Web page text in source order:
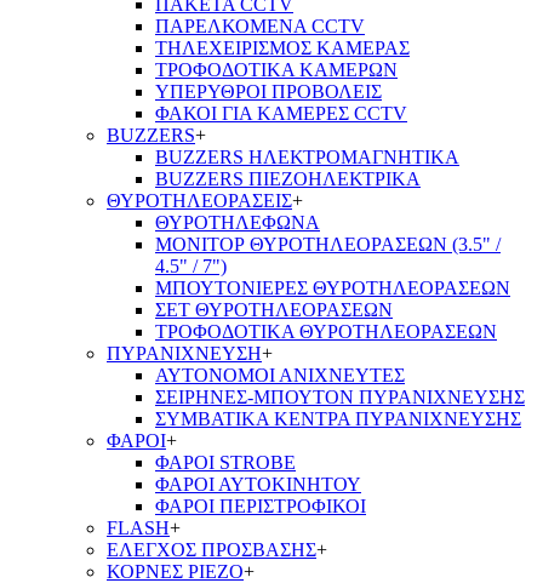
ΠΑΚΕΤΑ CCTV
ΠΑΡΕΛΚΟΜΕΝΑ CCTV
ΤΗΛΕΧΕΙΡΙΣΜΟΣ ΚΑΜΕΡΑΣ
ΤΡΟΦΟΔΟΤΙΚΑ ΚΑΜΕΡΩΝ
ΥΠΕΡΥΘΡΟΙ ΠΡΟΒΟΛΕΙΣ
ΦΑΚΟΙ ΓΙΑ ΚΑΜΕΡΕΣ CCTV
BUZZERS+
BUZZERS ΗΛΕΚΤΡΟΜΑΓΝΗΤΙΚΑ
BUZZERS ΠΙΕΖΟΗΛΕΚΤΡΙΚΑ
ΘΥΡΟΤΗΛΕΟΡΑΣΕΙΣ+
ΘΥΡΟΤΗΛΕΦΩΝΑ
ΜΟΝΙΤΟΡ ΘΥΡΟΤΗΛΕΟΡΑΣΕΩΝ (3.5" /
4.5" / 7")
ΜΠΟΥΤΟΝΙΕΡΕΣ ΘΥΡΟΤΗΛΕΟΡΑΣΕΩΝ
ΣΕΤ ΘΥΡΟΤΗΛΕΟΡΑΣΕΩΝ
ΤΡΟΦΟΔΟΤΙΚΑ ΘΥΡΟΤΗΛΕΟΡΑΣΕΩΝ
ΠΥΡΑΝΙΧΝΕΥΣΗ+
ΑΥΤΟΝΟΜΟΙ ΑΝΙΧΝΕΥΤΕΣ
ΣΕΙΡΗΝΕΣ-ΜΠΟΥΤΟΝ ΠΥΡΑΝΙΧΝΕΥΣΗΣ
ΣΥΜΒΑΤΙΚΑ ΚΕΝΤΡΑ ΠΥΡΑΝΙΧΝΕΥΣΗΣ
ΦΑΡΟΙ+
ΦΑΡΟΙ STROBE
ΦΑΡΟΙ ΑΥΤΟΚΙΝΗΤΟΥ
ΦΑΡΟΙ ΠΕΡΙΣΤΡΟΦΙΚΟΙ
FLASH+
ΕΛΕΓΧΟΣ ΠΡΟΣΒΑΣΗΣ+
ΚΟΡΝΕΣ PIEZO+